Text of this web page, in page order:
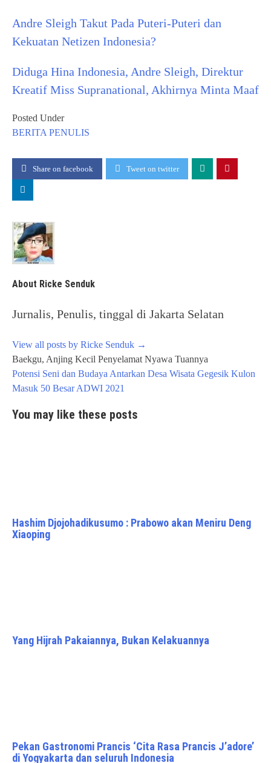
Andre Sleigh Takut Pada Puteri-Puteri dan
Kekuatan Netizen Indonesia?
Diduga Hina Indonesia, Andre Sleigh, Direktur
Kreatif Miss Supranational, Akhirnya Minta Maaf
Posted Under
BERITA PENULIS
Share on facebook Tweet on twitter
About Ricke Senduk
Jurnalis, Penulis, tinggal di Jakarta Selatan
View all posts by Ricke Senduk →
Post
navigation
Baekgu, Anjing Kecil Penyelamat Nyawa Tuannya
Potensi Seni dan Budaya Antarkan Desa Wisata Gegesik Kulon
Masuk 50 Besar ADWI 2021
You may like these posts
Hashim Djojohadikusumo : Prabowo akan Meniru Deng
Xiaoping
Yang Hijrah Pakaiannya, Bukan Kelakuannya
Pekan Gastronomi Prancis ‘Cita Rasa Prancis J’adore’
di Yogyakarta dan seluruh Indonesia